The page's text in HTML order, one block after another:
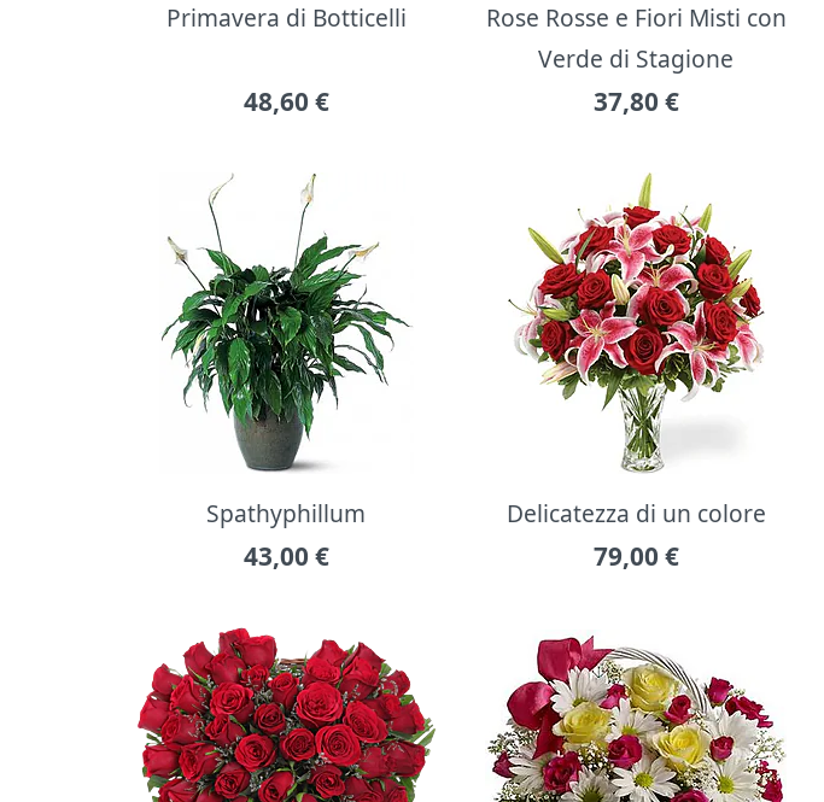
Primavera di Botticelli
48,60 €
Rose Rosse e Fiori Misti con
Verde di Stagione
37,80 €
Spathyphillum
43,00 €
Delicatezza di un colore
79,00 €